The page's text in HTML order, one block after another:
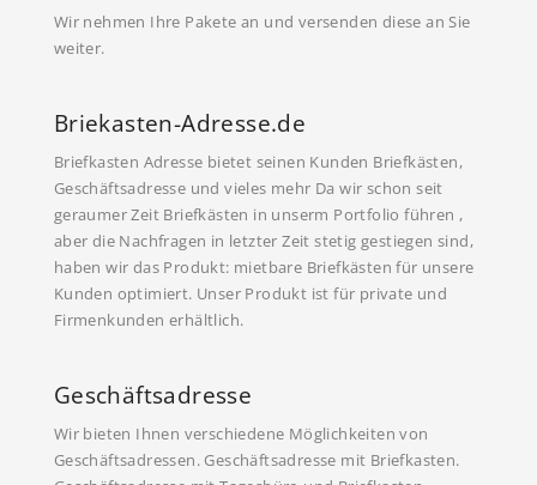
Wir nehmen Ihre Pakete an und versenden diese an Sie
weiter.
Briekasten-Adresse.de
Briefkasten Adresse bietet seinen Kunden Briefkästen,
Geschäftsadresse und vieles mehr Da wir schon seit
geraumer Zeit Briefkästen in unserm Portfolio führen ,
aber die Nachfragen in letzter Zeit stetig gestiegen sind,
haben wir das Produkt: mietbare Briefkästen für unsere
Kunden optimiert. Unser Produkt ist für private und
Firmenkunden erhältlich.
Geschäftsadresse
Wir bieten Ihnen verschiedene Möglichkeiten von
Geschäftsadressen. Geschäftsadresse mit Briefkasten.